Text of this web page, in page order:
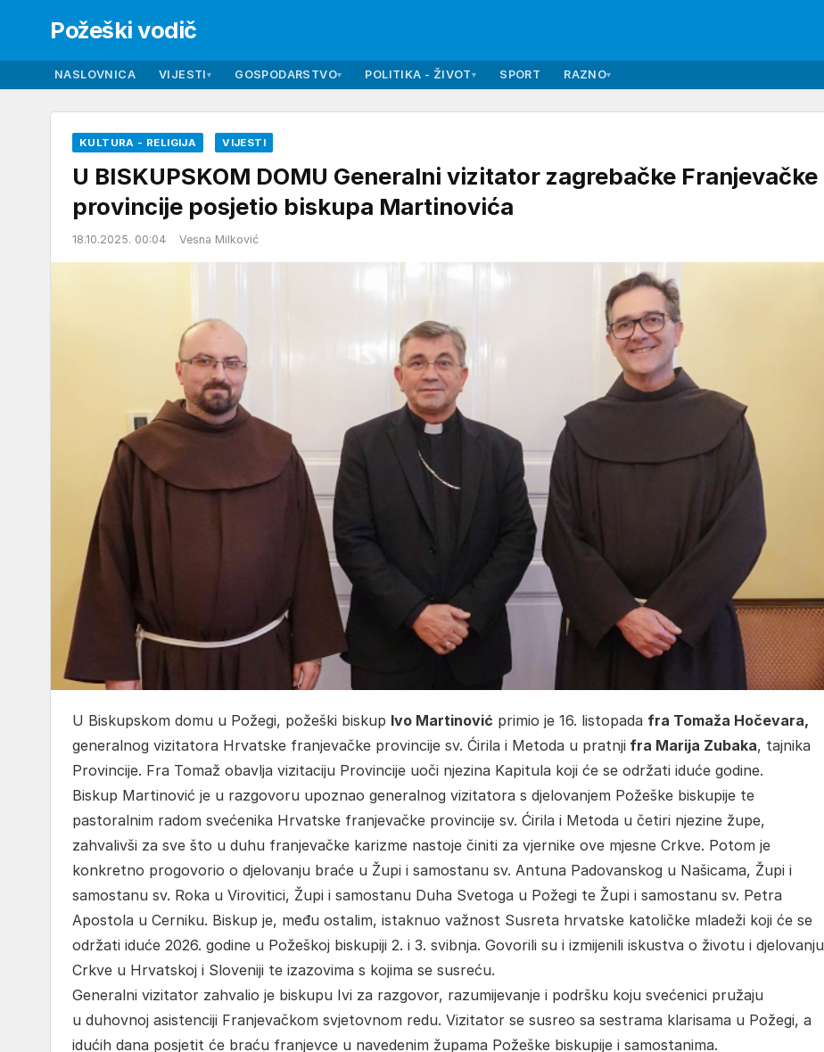
Požeški vodič
NASLOVNICA VIJESTI▾ GOSPODARSTVO▾ POLITIKA - ŽIVOT▾ SPORT RAZNO▾
KULTURA - RELIGIJA VIJESTI
U BISKUPSKOM DOMU Generalni vizitator zagrebačke Franjevačke
provincije posjetio biskupa Martinovića
18.10.2025. 00:04 Vesna Milković
U Biskupskom domu u Požegi, požeški biskup Ivo Martinović primio je 16. listopada fra Tomaža Hočevara,
generalnog vizitatora Hrvatske franjevačke provincije sv. Ćirila i Metoda u pratnji fra Marija Zubaka, tajnika
Provincije. Fra Tomaž obavlja vizitaciju Provincije uoči njezina Kapitula koji će se održati iduće godine.
Biskup Martinović je u razgovoru upoznao generalnog vizitatora s djelovanjem Požeške biskupije te
pastoralnim radom svećenika Hrvatske franjevačke provincije sv. Ćirila i Metoda u četiri njezine župe,
zahvalivši za sve što u duhu franjevačke karizme nastoje činiti za vjernike ove mjesne Crkve. Potom je
konkretno progovorio o djelovanju braće u Župi i samostanu sv. Antuna Padovanskog u Našicama, Župi i
samostanu sv. Roka u Virovitici, Župi i samostanu Duha Svetoga u Požegi te Župi i samostanu sv. Petra
Apostola u Cerniku. Biskup je, među ostalim, istaknuo važnost Susreta hrvatske katoličke mladeži koji će se
održati iduće 2026. godine u Požeškoj biskupiji 2. i 3. svibnja. Govorili su i izmijenili iskustva o životu i djelovanju
Crkve u Hrvatskoj i Sloveniji te izazovima s kojima se susreću.
Generalni vizitator zahvalio je biskupu Ivi za razgovor, razumijevanje i podršku koju svećenici pružaju
u duhovnoj asistenciji Franjevačkom svjetovnom redu. Vizitator se susreo sa sestrama klarisama u Požegi, a
idućih dana posjetit će braću franjevce u navedenim župama Požeške biskupije i samostanima.